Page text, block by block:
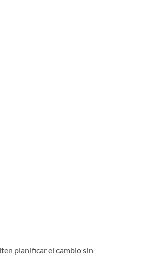
planificar el cambio sin